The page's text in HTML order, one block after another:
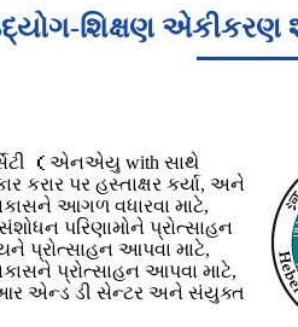
શિક્ષણ એકીકરણ
（એનએયુ with સાથે
કરાર પર હસ્તાક્ષર કર્યા, અને
આગળ વધારવા માટે,
પરિણામોને પ્રોત્સાહન
પ્રોત્સાહન આપવા માટે,
પ્રોત્સાહન આપવા માટે,
એન્ડ ડી સેન્ટર અને સંયુક્ત